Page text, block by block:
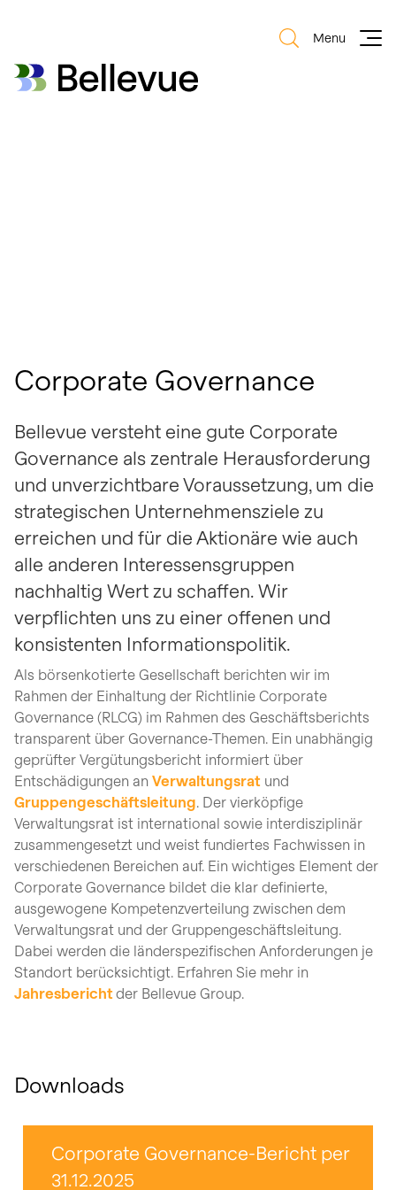
Bellevue Group AG
Menu
Corporate Governance
Bellevue versteht eine gute Corporate
Governance als zentrale Herausforderung
und unverzichtbare Voraussetzung, um die
strategischen Unternehmensziele zu
erreichen und für die Aktionäre wie auch
alle anderen Interessensgruppen
nachhaltig Wert zu schaffen. Wir
verpflichten uns zu einer offenen und
konsistenten Informationspolitik.
Als börsenkotierte Gesellschaft berichten wir im
Rahmen der Einhaltung der Richtlinie Corporate
Governance (RLCG) im Rahmen des Geschäftsberichts
transparent über Governance-Themen. Ein unabhängig
geprüfter Vergütungsbericht informiert über
Entschädigungen an Verwaltungsrat und
Gruppengeschäftsleitung. Der vierköpfige
Verwaltungsrat ist international sowie interdisziplinär
zusammengesetzt und weist fundiertes Fachwissen in
verschiedenen Bereichen auf. Ein wichtiges Element der
Corporate Governance bildet die klar definierte,
ausgewogene Kompetenzverteilung zwischen dem
Verwaltungsrat und der Gruppengeschäftsleitung.
Dabei werden die länderspezifischen Anforderungen je
Standort berücksichtigt. Erfahren Sie mehr in
Jahresberichtder Bellevue Group.
Downloads
Corporate Governance-Bericht per
31.12.2025